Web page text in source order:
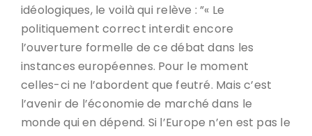
idéologiques, le voilà qui relève : ”« Le
politiquement correct interdit encore
l’ouverture formelle de ce débat dans les
instances européennes. Pour le moment
celles-ci ne l’abordent que feutré. Mais c’est
l’avenir de l’économie de marché dans le
monde qui en dépend. Si l’Europe n’en est pas le